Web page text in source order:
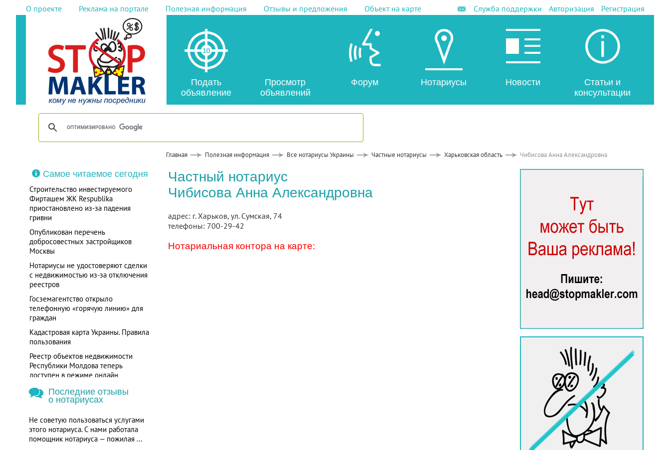
О проекте Реклама на портале Полезная информация Отзывы и предложения Объект на карте Служба поддержки Авторизация Регистрация
Подать
объявление
Просмотр
объявлений
Форум Нотариусы Новости
Статьи и
консультации
Главная Полезная информация Все нотариусы Украины Частные нотариусы Харьковская область Чибисова Анна Александровна
Самое читаемое сегодня
Строительство инвестируемого
Фирташем ЖК Respublika
приостановлено из-за падения
гривни
Опубликован перечень
добросовестных застройщиков
Москвы
Нотариусы не удостоверяют сделки
с недвижимостью из-за отключения
реестров
Госземагентство открыло
телефонную «горячую линию» для
граждан
Кадастровая карта Украины. Правила
пользования
Реестр объектов недвижимости
Республики Молдова теперь
доступен в режиме онлайн
Последние отзывы
о нотариусах
Не советую пользоваться услугами
этого нотариуса. С нами работала
помощник нотариуса — пожилая ...
Частный нотариус
Чибисова Анна Александровна
адрес: г. Харьков, ул. Сумская, 74
телефоны: 700-29-42
Нотариальная контора на карте: